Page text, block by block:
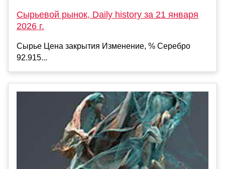
Сырьевой рынок, Daily history за 21 января
2026 г.
Сырье Цена закрытия Изменение, % Серебро
92.915...